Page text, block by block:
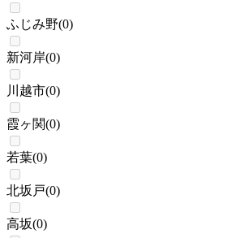
ふじみ野(0)
新河岸(0)
川越市(0)
霞ヶ関(0)
若葉(0)
北坂戸(0)
高坂(0)